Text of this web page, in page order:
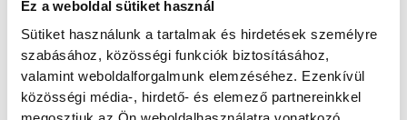
Ez a weboldal sütiket használ
Sütiket használunk a tartalmak és hirdetések személyre
szabásához, közösségi funkciók biztosításához,
valamint weboldalforgalmunk elemzéséhez. Ezenkívül
közösségi média-, hirdető- és elemező partnereinkkel